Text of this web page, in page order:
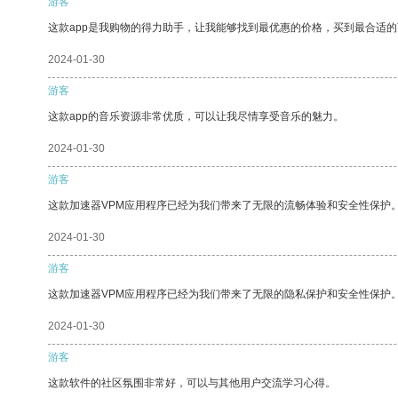
这款app是我购物的得力助手，让我能够找到最优惠的价格，买到最合适的
2024-01-30
游客
这款app的音乐资源非常优质，可以让我尽情享受音乐的魅力。
2024-01-30
游客
这款加速器VPM应用程序已经为我们带来了无限的流畅体验和安全性保护。
2024-01-30
游客
这款加速器VPM应用程序已经为我们带来了无限的隐私保护和安全性保护。
2024-01-30
游客
这款软件的社区氛围非常好，可以与其他用户交流学习心得。